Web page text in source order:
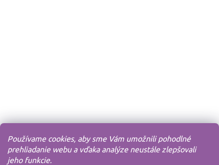
Používame cookies, aby sme Vám umožnili pohodlné
prehliadanie webu a vďaka analýze neustále zlepšovali
jeho funkcie.